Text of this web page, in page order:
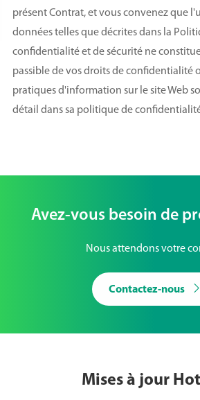
présent Contrat, et vous convenez que
données telles que décrites dans la
confidentialité et de sécurité ne
passible de vos droits de confidentialité
pratiques d'information sur le site Web
détail dans sa politique de
Avez-vous besoin de
Nous attendons votre
Contactez-nous 
Mises à jour